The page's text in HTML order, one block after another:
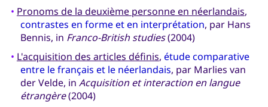
• Pronoms de la deuxième personne en néerlandais,
contrastes en forme et en interprétation, par Hans
Bennis, in Franco-British studies(2004)
• L'acquisition des articles définis, étude comparative
entre le français et le néerlandais, par Marlies van
der Velde, in Acquisition et interaction en langue
étrangère(2004)